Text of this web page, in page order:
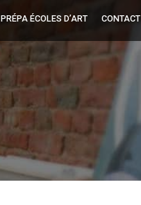
PRÉPA ÉCOLES D’ART CONTACT